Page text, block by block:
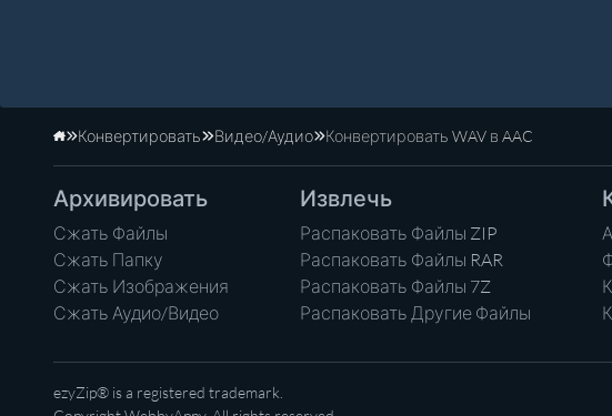
Главная
Конвертировать Видео/Аудио Конвертировать WAV в AAC
Архивировать
Сжать Файлы
Сжать Папку
Сжать Изображения
Сжать Аудио/Видео
Извлечь
Распаковать Файлы ZIP
Распаковать Файлы RAR
Распаковать Файлы 7Z
Распаковать Другие Файлы
ezyZip® is a registered trademark.